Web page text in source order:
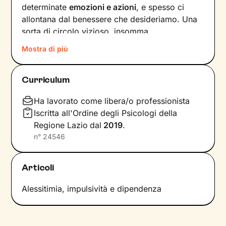
determinateemozioni e azioni, e spesso ci
allontana dal benessere che desideriamo. Una
sorta di circolo vizioso, insomma.
Si può interrompere questo circuito,
innescando uncambiamento che porti a una
maggiore serenità
comportamenti che lo generano.
Il mio compito sarà quello di accompagnarti in
questo processo, aiutandoti prima di tutto a
influenza l’interpretazione degli eventi della tua
vita. Ti insegnerò a
specifici, attraversoesercizi e tecniche
con i tuoi bisogni e valori.
Mostra di più
Curriculum
Ha lavorato come libera/o professionista
Iscritta all'Ordine degli Psicologi della
Regione Lazio dal 2019.
n° 24546
Articoli
Alessitimia, impulsività e dipendenza